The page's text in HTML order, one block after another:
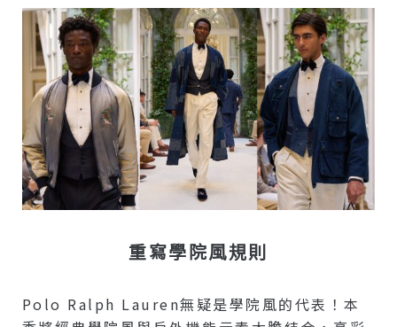
重寫學院風規則
Polo Ralph Lauren無疑是學院風的代表！本